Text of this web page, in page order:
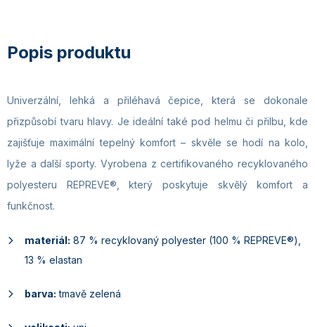
Univerzální, lehká a přiléhavá čepice, která se dokonale
přizpůsobí tvaru hlavy. Je ideální také pod helmu či přilbu, kde
zajišťuje maximální tepelný komfort – skvěle se hodí na kolo,
lyže a další sporty. Vyrobena z certifikovaného recyklovaného
polyesteru REPREVE®, který poskytuje skvělý komfort a
funkčnost.
materiál: 87 % recyklovaný polyester (100 % REPREVE®),
13 % elastan
barva: tmavě zelená